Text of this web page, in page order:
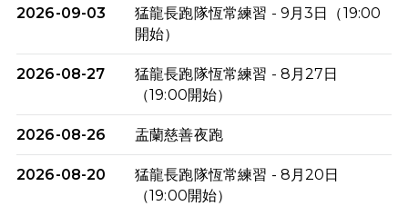
2026-09-03
猛龍長跑隊恆常練習 - 9月3日（19:00
開始）
2026-08-27
猛龍長跑隊恆常練習 - 8月27日
（19:00開始）
2026-08-26 盂蘭慈善夜跑
2026-08-20
猛龍長跑隊恆常練習 - 8月20日
（19:00開始）